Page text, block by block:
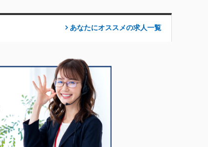
あなたにオススメの求人一覧